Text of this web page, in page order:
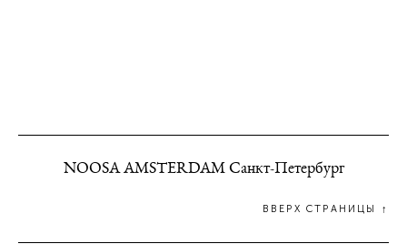
NOOSA AMSTERDAM Санкт-Петербург
ВВЕРХ СТРАНИЦЫ ↑